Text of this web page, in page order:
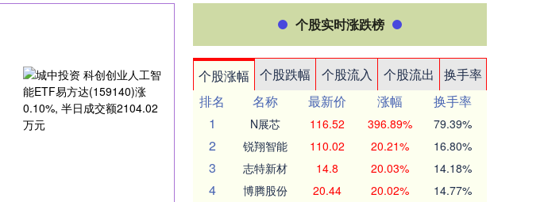
个股实时涨跌榜
个股涨幅 个股跌幅 个股流入 个股流出
换手率
排名
名称 最新价 涨幅
换手率
1
N展芯 116.52 396.89% 79.39%
2 锐翔智能 110.02 20.21% 16.80%
3 志特新材 14.8 20.03% 14.18%
4 博腾股份 20.44 20.02% 14.77%